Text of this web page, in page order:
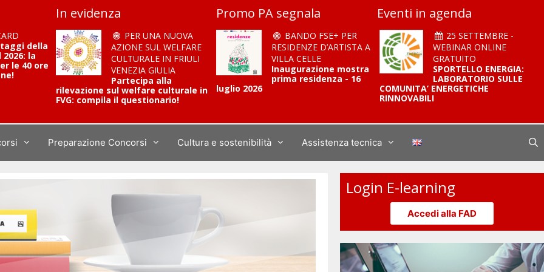
della
2026: la
le 40 ore
In evidenza
PER UNA NUOVA
AZIONE SUL WELFARE
CULTURALE IN FRIULI
VENEZIA GIULIA
Partecipa alla
rilevazione sul welfare culturale in
FVG: compila il questionario!
Promo PA segnala
BANDO FSE+ PER
RESIDENZE D’ARTISTA A
VILLA CELLE
Inaugurazione mostra
prima residenza - 16
luglio 2026
Eventi in agenda
25 SETTEMBRE -
WEBINAR ONLINE
GRATUITO
SPORTELLO ENERGIA:
LABORATORIO SULLE
COMUNITA’ ENERGETICHE
RINNOVABILI
Preparazione Concorsi Cultura e sostenibilità Assistenza tecnica
Login E-learning
Accedi alla FAD